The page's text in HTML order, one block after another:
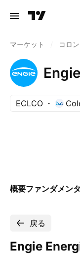
マーケット コロ
ECLCO
概要ファンダメン
戻る
Engie